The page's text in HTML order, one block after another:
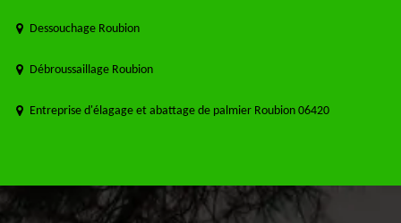
Dessouchage Roubion
Débroussaillage Roubion
Entreprise d'élagage et abattage de palmier Roubion 06420